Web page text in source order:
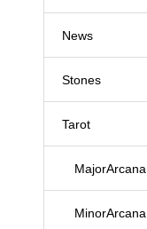
News
Stones
Tarot
MajorArcana
MinorArcana